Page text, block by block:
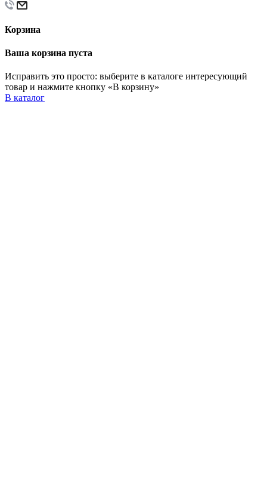
Корзина
Ваша корзина пуста
Исправить это просто: выберите в каталоге интересующий
товар и нажмите кнопку «В корзину»
В каталог